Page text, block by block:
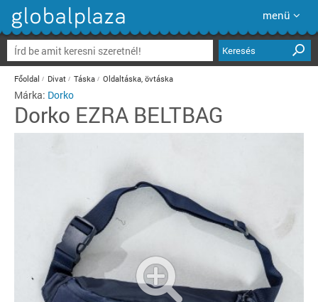
menü
Keresés
Főoldal Divat Táska Oldaltáska, övtáska
Márka: Dorko
Dorko EZRA BELTBAG